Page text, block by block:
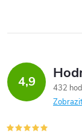
4,9
432